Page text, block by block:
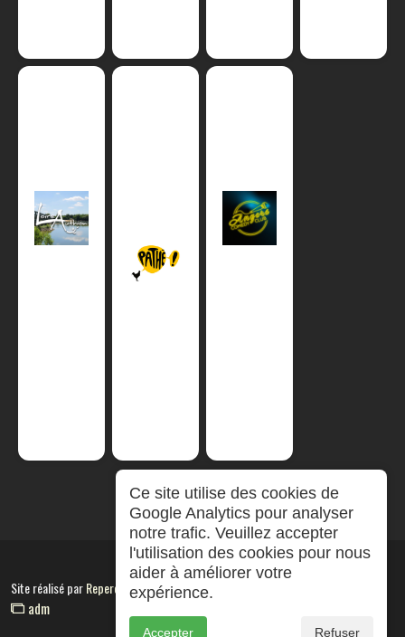
Site réalisé parRepereCom
adm
Ce site utilise des cookies de
Google Analytics pour analyser
notre trafic. Veuillez accepter
l'utilisation des cookies pour nous
aider à améliorer votre
expérience.
Accepter Refuser